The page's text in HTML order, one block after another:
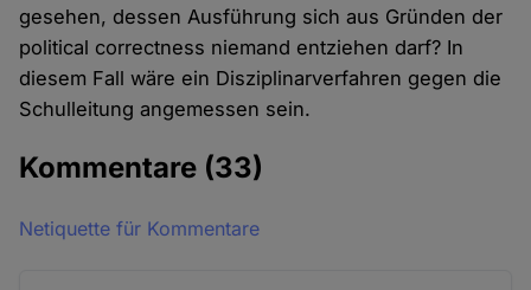
gesehen, dessen Ausführung sich aus Gründen der
political correctness niemand entziehen darf? In
diesem Fall wäre ein Disziplinarverfahren gegen die
Schulleitung angemessen sein.
Kommentare (33)
Netiquette für Kommentare